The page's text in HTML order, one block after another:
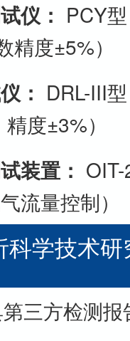
仪： PCY
精度±5%）
： DRL-III
度±3%）
装置：
流量控制）
科学技术
三方检测